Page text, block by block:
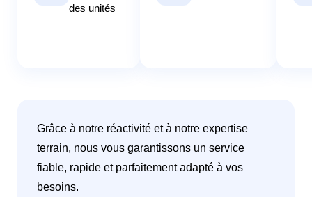
des unités
Grâce à notre réactivité et à notre expertise
terrain, nous vous garantissons un service
fiable, rapide et parfaitement adapté à vos
besoins.